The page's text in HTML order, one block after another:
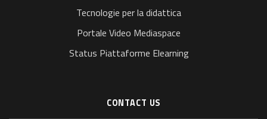
Tecnologie per la didattica
Portale Video Mediaspace
Status Piattaforme Elearning
CONTACT US